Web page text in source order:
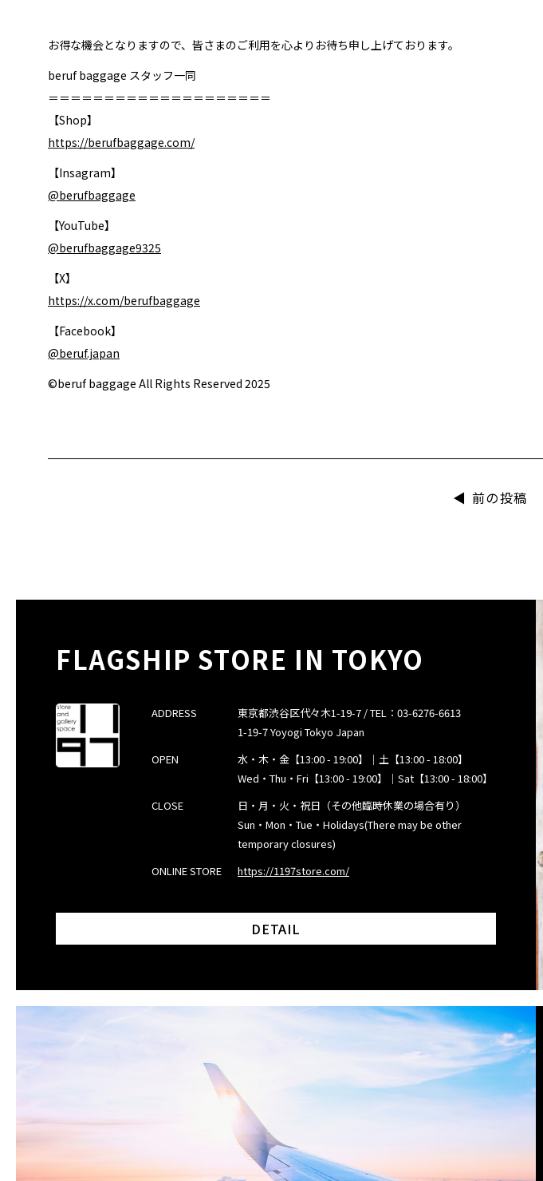
商品タイプ
リュック｜バックパック
トートバッグ
使用シーン
トラベル
収納サイズ 商品価格
お得な機会となりますので、皆さまのご利用を心よりお待ち申し上げております。
beruf baggage スタッフ一同
＝＝＝＝＝＝＝＝＝＝＝＝＝＝＝＝＝＝＝＝
【Shop】
https://berufbaggage.com/
【Insagram】
@berufbaggage
【YouTube】
@berufbaggage9325
【X】
https://x.com/berufbaggage
【Facebook】
@beruf.japan
©beruf baggage All Rights Reserved 2025
◀︎ 前の投稿
FLAGSHIP STORE IN TOKYO
ADDRESS
東京都渋谷区代々木1-19-7 / TEL：03-6276-6613
1-19-7 Yoyogi Tokyo Japan
OPEN
水・木・金【13:00 - 19:00】｜土【13:00 - 18:00】
Wed・Thu・Fri【13:00 - 19:00】｜Sat【13:00 - 18:00】
CLOSE
日・月・火・祝日（その他臨時休業の場合有り）
Sun・Mon・Tue・Holidays(There may be other
temporary closures)
ONLINE STORE
https://1197store.com/
DETAIL